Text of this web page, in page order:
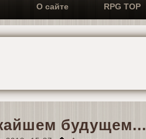
О сайте RPG TOP
будущем...